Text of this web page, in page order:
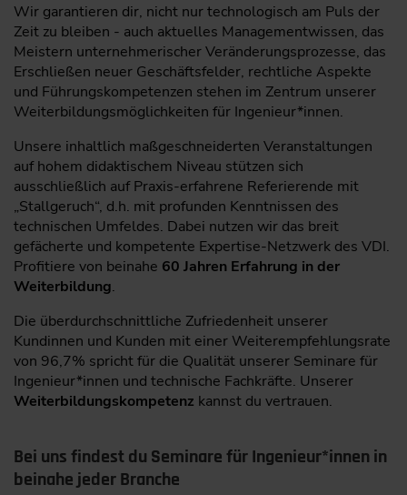
Wir garantieren dir, nicht nur technologisch am Puls der
Zeit zu bleiben - auch aktuelles Managementwissen, das
Meistern unternehmerischer Veränderungsprozesse, das
Erschließen neuer Geschäftsfelder, rechtliche Aspekte
und Führungskompetenzen stehen im Zentrum unserer
Weiterbildungsmöglichkeiten für Ingenieur*innen.
Unsere inhaltlich maßgeschneiderten Veranstaltungen
auf hohem didaktischem Niveau stützen sich
ausschließlich auf Praxis-erfahrene Referierende mit
„Stallgeruch“, d.h. mit profunden Kenntnissen des
technischen Umfeldes. Dabei nutzen wir das breit
gefächerte und kompetente Expertise-Netzwerk des VDI.
Profitiere von beinahe 60 Jahren Erfahrung in der
Weiterbildung.
Die überdurchschnittliche Zufriedenheit unserer
Kundinnen und Kunden mit einer Weiterempfehlungsrate
von 96,7% spricht für die Qualität unserer Seminare für
Ingenieur*innen und technische Fachkräfte. Unserer
Weiterbildungskompetenz kannst du vertrauen.
Bei uns findest du Seminare für Ingenieur*innen in
beinahe jeder Branche